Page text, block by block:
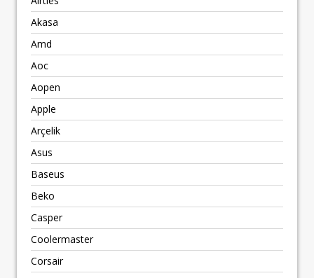
Akasa
Amd
Aoc
Aopen
Apple
Arçelik
Asus
Baseus
Beko
Casper
Coolermaster
Corsair